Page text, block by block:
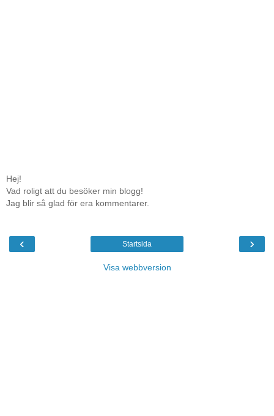
Hej!
Vad roligt att du besöker min blogg!
Jag blir så glad för era kommentarer.
‹ ›
Startsida
Visa webbversion